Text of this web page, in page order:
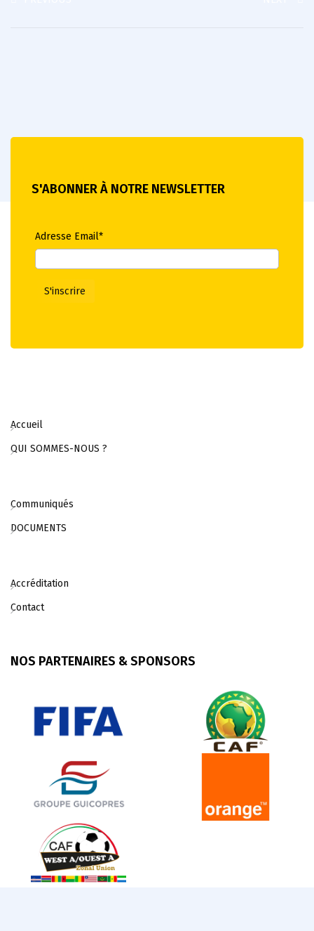
S'ABONNER À NOTRE NEWSLETTER
Adresse Email*
Accueil
QUI SOMMES-NOUS ?
Communiqués
DOCUMENTS
Accréditation
Contact
NOS PARTENAIRES & SPONSORS